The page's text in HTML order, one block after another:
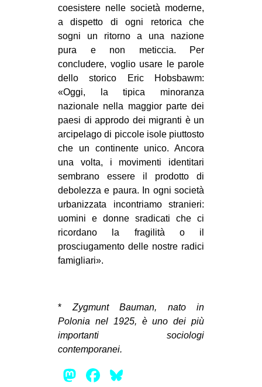
coesistere nelle società moderne,
a dispetto di ogni retorica che
sogni un ritorno a una nazione
pura e non meticcia. Per
concludere, voglio usare le parole
dello storico Eric Hobsbawm:
«Oggi, la tipica minoranza
nazionale nella maggior parte dei
paesi di approdo dei migranti è un
arcipelago di piccole isole piuttosto
che un continente unico. Ancora
una volta, i movimenti identitari
sembrano essere il prodotto di
debolezza e paura. In ogni società
urbanizzata incontriamo stranieri:
uomini e donne sradicati che ci
ricordano la fragilità o il
prosciugamento delle nostre radici
famigliari».
* Zygmunt Bauman, nato in
Polonia nel 1925, è uno dei più
importanti sociologi
contemporanei.
Mastodon
Facebook